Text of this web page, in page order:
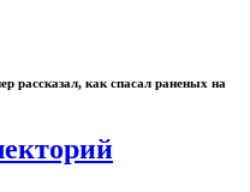
рассказал, как спасал раненых на